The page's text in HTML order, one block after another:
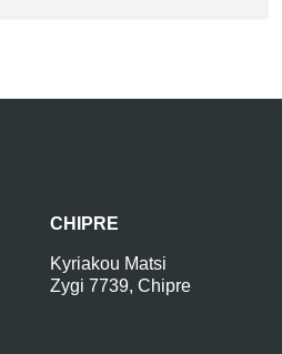
CHIPRE
Kyriakou Matsi
Zygi 7739, Chipre